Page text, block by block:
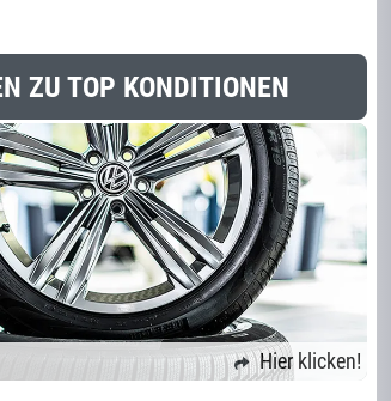
ZU TOP KONDITIONEN
Hier klicken!